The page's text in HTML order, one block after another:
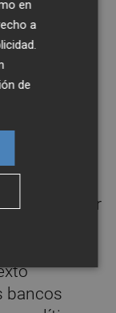
compañía
los
como
o la citada
desde
que la
dejaba notar
y ha
visto en
bancos
en
a
de